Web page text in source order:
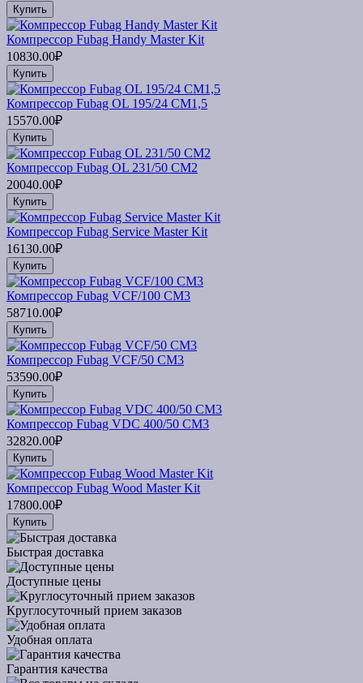
Купить
Компрессор Fubag Handy Master Kit
10830.00₽
Купить
Компрессор Fubag OL 195/24 CM1,5
15570.00₽
Купить
Компрессор Fubag OL 231/50 CM2
20040.00₽
Купить
Компрессор Fubag Service Master Kit
16130.00₽
Купить
Компрессор Fubag VCF/100 CM3
58710.00₽
Купить
Компрессор Fubag VCF/50 CM3
53590.00₽
Купить
Компрессор Fubag VDС 400/50 CM3
32820.00₽
Купить
Компрессор Fubag Wood Master Kit
17800.00₽
Купить
Быстрая доставка
Доступные цены
Круглосуточный прием заказов
Удобная оплата
Гарантия качества